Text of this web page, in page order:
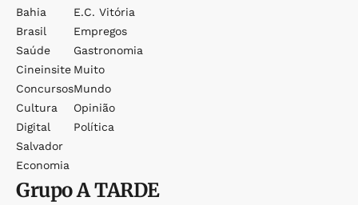
Bahia
Brasil
Saúde
Cineinsite
Concursos
Cultura
Digital
Salvador
Economia
E.c. Vitória
Empregos
Gastronomia
Muito
Mundo
Opinião
Política
GrupoA TARDE